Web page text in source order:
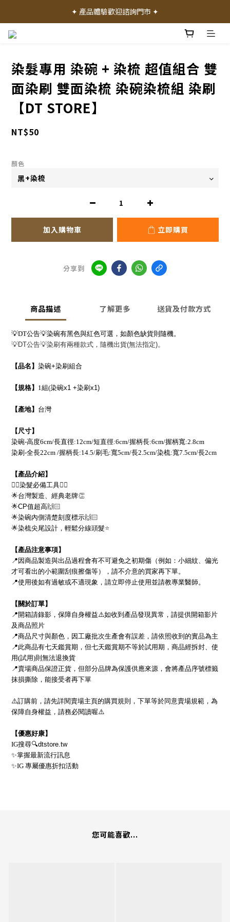
✦ 加入會員就送 50 元購物禮金 ✦
✦ 產品體驗歡迎諮詢門市 ✦
染髮專用 染碗 + 染梳 超值組合 雙
面染刷 雙面染梳 染碗染梳組 染刷
【DT STORE】
NT$50
顏色
加入購物車 立即購買
分享到
商品描述 了解更多 送貨及付款方式
💡DT公告💡染碗有黑色與紅色可選，如顏色缺貨則隨機。
💡DT公告💡染刷有兩種款式，隨機出貨(無法指定)。
【品名】 染碗+染刷組合
【規格】 1組(染碗x1 +染刷 x1)
【產地】 台灣
【尺寸】
染碗-高度6cm/長直徑:12cm/短直徑:6cm/握柄長:6cm/握柄寬:2.8cm
染刷-全長22cm /握柄長:14.5/刷毛:寬5cm/長2.5cm/染梳:寬7.5cm/長2cm
【產品介紹】
👍🏻染髮必備工具👍🏻
🌟台灣製造、經典老牌👏
🌟CP值超高🙌🏻
🌟染碗內側清楚刻度標示🙌🏻
🌟染梳尖尾設計，輕鬆分線頭髮⭐
【產品注意事項】
📍 因商品製造與出品過程會有不可避免之初期傷（例如：小細紋、偏光
才可看出的小範圍刮痕擦傷等），請不介意的買家再下單。
📍使用後如有過敏或不適現象，請立即停止使用並請教專業醫師。
【關於訂單】
📍開箱請錄影，保障自身權益⚠如收到產品發現異常，請提供開箱影片
及商品照片
📍商品尺寸與顏色，因工廠批次生產會有誤差，請依照收到的實品為主
📍此商品有七天鑑賞期，但七天鑑賞期不等於試用期， 商品經拆封、使
用(試用)則無法退換貨
📍賣場商品保證正貨，但部分品牌為保護供應來源，會將產品序號標籤
抹損撕除，能接受者再下單
⚠訂購前，請先詳閱賣場主頁的購買規則，下單等於同意賣場規範，為
保障自身權益，請務必閱讀喔⚠
【優惠好康】
IG搜尋🔍dtstore.tw
✨掌握最新流行訊息
✨IG 專屬優惠折扣活動
您可能喜歡...